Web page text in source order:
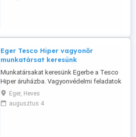
Amit ...
Eger Tesco Hiper vagyonőr
munkatársat keresünk
Munkatársakat keresünk Egerbe a Tesco
Hiper áruházba. Vagyonvédelmi feladatok
ellátásához fizikai munkára képes
megváltozott munkaképességű
személyek jelentkezését is várjuk! Amit
Eger, Heves
augusztus 4